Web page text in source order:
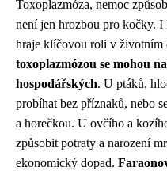
Toxoplazmóza, nemoc
není jen hrozbou pro kočky.
hraje klíčovou roli v životním
toxoplazmózou se mohou
hospodářských. U ptáků,
probíhat bez příznaků, nebo
a horečkou. U ovčího a
způsobit potraty a narození
ekonomický dopad.